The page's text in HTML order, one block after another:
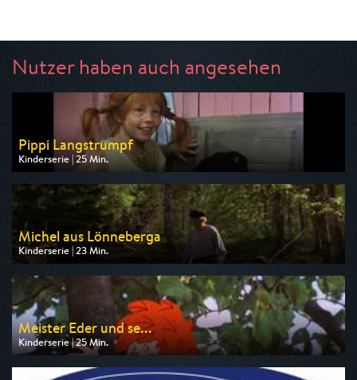
Nutzer haben auch angesehen
Pippi Langstrumpf
Kinderserie | 25 Min.
Ausgestrahlt von ZDF
am 08.08.2026, 09:35
Michel aus Lönneberga
Kinderserie | 23 Min.
Ausgestrahlt von ZDF
am 09.08.2026, 08:40
Meister Eder und se...
Kinderserie | 25 Min.
Ausgestrahlt von MDR
am 08.08.2026, 07:00